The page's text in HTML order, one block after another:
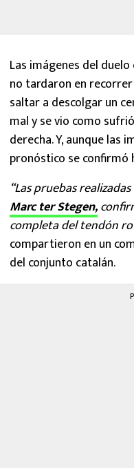
Las imágenes del
no tardaron en
saltar a descolgar un
mal y se vio como
derecha. Y, aunque las
pronóstico se confirmó
“Las pruebas
Marc ter Stegen,
completa del tendón
compartieron en un
del conjunto catalán.